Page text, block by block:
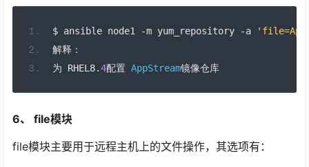
$ ansible node1 -m yum_repository -a
解释：
为 RHEL8.4配置 AppStream镜像仓库
6、 file模块
file模块主要用于远程主机上的文件操作，其选项有：